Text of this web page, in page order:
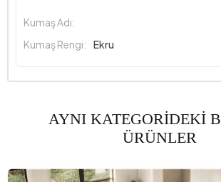
Kumaş Adı:
Kumaş Rengi:
Ekru
AYNI KATEGORİDEKİ
ÜRÜNLER